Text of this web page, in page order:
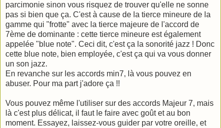
parcimonie sinon vous risquez de trouver qu'elle ne sonne
pas si bien que ça. C'est à cause de la tierce mineure de la
gamme qui "frotte" avec la tierce majeure de l'accord de
7ème de dominante : cette tierce mineure est également
appelée "blue note". Ceci dit, c'est ça la sonorité jazz ! Donc
cette blue note, bien employée, c'est ça qui va vous donner
un son jazz.
En revanche sur les accords min7, là vous pouvez en
abuser. Pour ma part j'adore ça !!
Vous pouvez même l'utiliser sur des accords Majeur 7, mais
là c'est plus délicat, il faut le faire avec goût et au bon
moment. Essayez, laissez-vous guider par votre oreille, et